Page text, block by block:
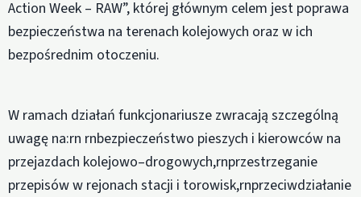
Action Week – RAW”, której głównym celem jest poprawa
bezpieczeństwa na terenach kolejowych oraz w ich
bezpośrednim otoczeniu.
W ramach działań funkcjonariusze zwracają szczególną
uwagę na:rn rnbezpieczeństwo pieszych i kierowców na
przejazdach kolejowo–drogowych,rnprzestrzeganie
przepisów w rejonach stacji i torowisk,rnprzeciwdziałanie